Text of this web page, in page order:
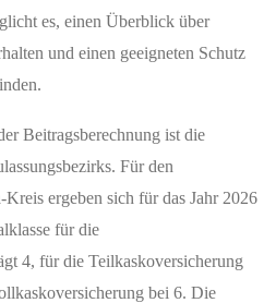
es, einen Überblick über
und einen geeigneten Schutz
Beitragsberechnung ist die
Für den
ergeben sich für das Jahr 2026
für die
4, für die Teilkaskoversicherung
bei 6. Die